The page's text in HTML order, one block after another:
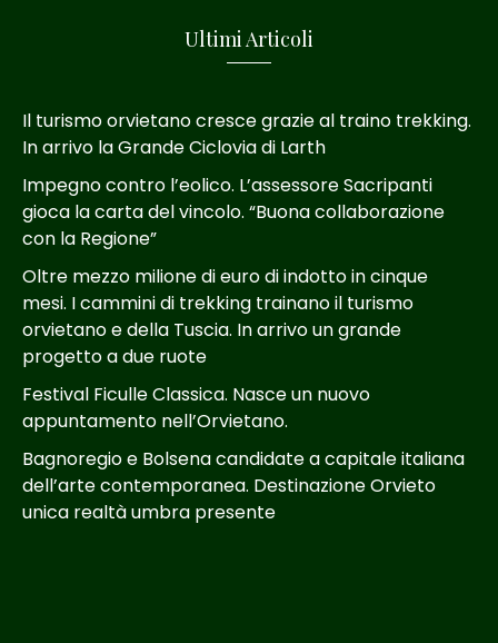
Ultimi Articoli
Il turismo orvietano cresce grazie al traino trekking.
In arrivo la Grande Ciclovia di Larth
Impegno contro l’eolico. L’assessore Sacripanti
gioca la carta del vincolo. “Buona collaborazione
con la Regione”
Oltre mezzo milione di euro di indotto in cinque
mesi. I cammini di trekking trainano il turismo
orvietano e della Tuscia. In arrivo un grande
progetto a due ruote
Festival Ficulle Classica. Nasce un nuovo
appuntamento nell’Orvietano.
Bagnoregio e Bolsena candidate a capitale italiana
dell’arte contemporanea. Destinazione Orvieto
unica realtà umbra presente